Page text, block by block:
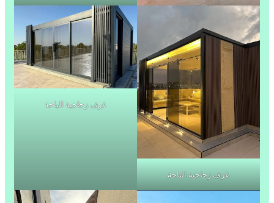
غرف زجاجية الباحة
غرف زجاجية الباحة